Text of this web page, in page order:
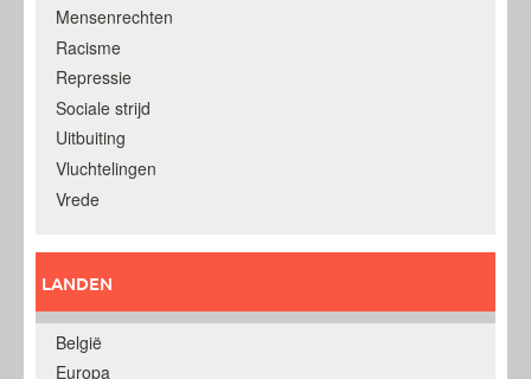
Mensenrechten
Racisme
Repressie
Sociale strijd
Uitbuiting
Vluchtelingen
Vrede
LANDEN
België
Europa